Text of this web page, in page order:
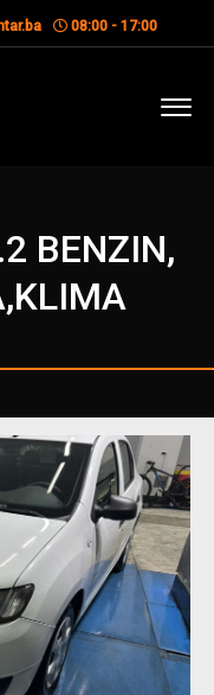
08:00 - 17:00
BENZIN,